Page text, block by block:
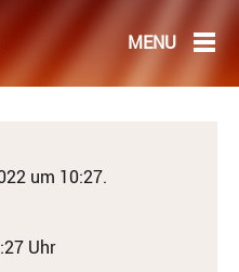
um 10:27.
Uhr